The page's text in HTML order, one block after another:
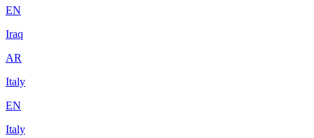
EN
Iraq
AR
Italy
EN
Italy